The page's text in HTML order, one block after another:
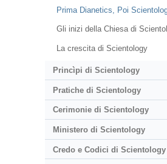
Prima Dianetics, Poi
Gli inizi della Chiesa di
La crescita di Scientology
Princìpi di Scientology
Pratiche di Scientology
Cerimonie di Scientology
Ministero di Scientology
Credo e Codici di Scientology